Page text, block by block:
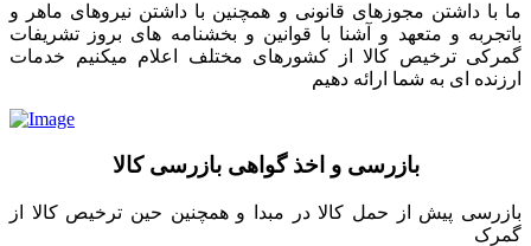
ما با داشتن مجوزهای قانونی و همچنین با داشتن نیروهای ماهر و
باتجربه و متعهد و آشنا با قوانین و بخشنامه های بروز تشریفات
گمرکی ترخیص کالا از کشورهای مختلف اعلام میکنیم خدمات
ارزنده ای به شما ارائه دهیم
بازرسی و اخذ گواهی بازرسی کالا
بازرسی پیش از حمل کالا در مبدا و همچنین حین ترخیص کالا از
گمرک